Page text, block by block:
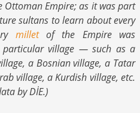
Empire; as it was part
sultans to learn about every
milletof the Empire was
village — such as a
a Bosnian village, a Tatar
village, a Kurdish village, etc.
by DİE.)